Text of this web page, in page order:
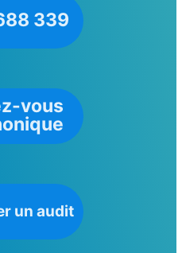
339
vous
un audit